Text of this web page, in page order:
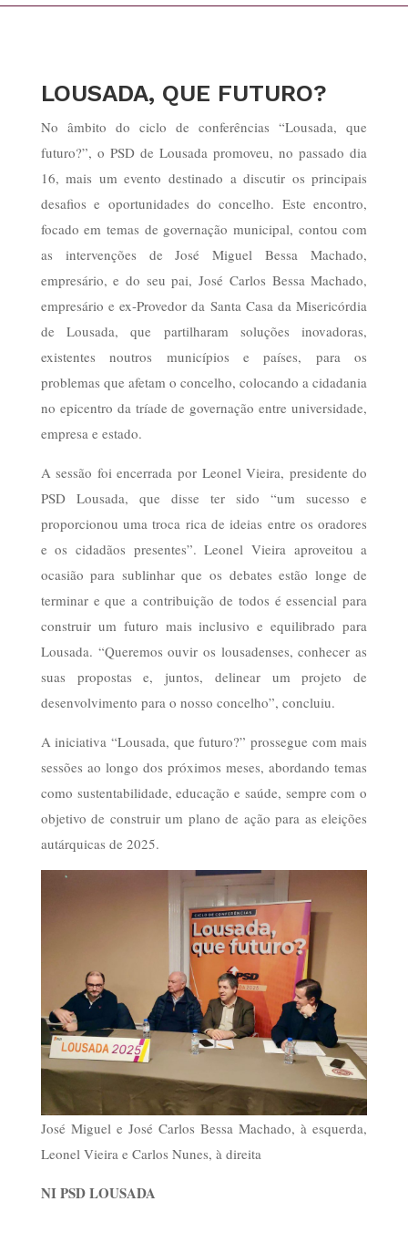
LOUSADA, QUE FUTURO?
No âmbito do ciclo de conferências “Lousada, que
futuro?”, o PSD de Lousada promoveu, no passado dia
16, mais um evento destinado a discutir os principais
desafios e oportunidades do concelho. Este encontro,
focado em temas de governação municipal, contou com
as intervenções de José Miguel Bessa Machado,
empresário, e do seu pai, José Carlos Bessa Machado,
empresário e ex-Provedor da Santa Casa da Misericórdia
de Lousada, que partilharam soluções inovadoras,
existentes noutros municípios e países, para os
problemas que afetam o concelho, colocando a cidadania
no epicentro da tríade de governação entre universidade,
empresa e estado.
A sessão foi encerrada por Leonel Vieira, presidente do
PSD Lousada, que disse ter sido “um sucesso e
proporcionou uma troca rica de ideias entre os oradores
e os cidadãos presentes”. Leonel Vieira aproveitou a
ocasião para sublinhar que os debates estão longe de
terminar e que a contribuição de todos é essencial para
construir um futuro mais inclusivo e equilibrado para
Lousada. “Queremos ouvir os lousadenses, conhecer as
suas propostas e, juntos, delinear um projeto de
desenvolvimento para o nosso concelho”, concluiu.
A iniciativa “Lousada, que futuro?” prossegue com mais
sessões ao longo dos próximos meses, abordando temas
como sustentabilidade, educação e saúde, sempre com o
objetivo de construir um plano de ação para as eleições
autárquicas de 2025.
José Miguel e José Carlos Bessa Machado, à esquerda,
Leonel Vieira e Carlos Nunes, à direita
NI PSD LOUSADA